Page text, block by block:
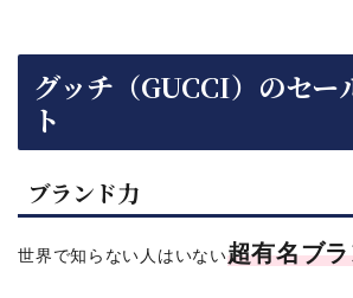
グッチ（GUCCI）のセー
ト
ブランド力
世界で知らない人はいない超有名ブ